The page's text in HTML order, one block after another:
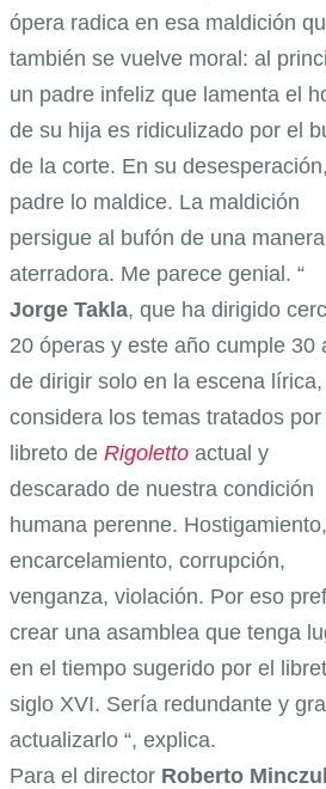
ópera radica en esa maldición
también se vuelve moral: al
un padre infeliz que lamenta el
de su hija es ridiculizado por el
de la corte. En su
padre lo maldice. La maldición
persigue al bufón de una manera
aterradora. Me parece genial. “
Jorge Takla, que ha dirigido
20 óperas y este año cumple 30
de dirigir solo en la escena lírica,
considera los temas tratados por
libreto de Rigoletto actual y
descarado de nuestra condición
humana perenne. Hostigamiento,
encarcelamiento, corrupción,
venganza, violación. Por eso
crear una asamblea que tenga
en el tiempo sugerido por el
siglo XVI. Sería redundante y
actualizarlo “, explica.
Para el director Roberto